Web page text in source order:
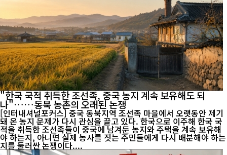
"한국 국적 취득한 조선족, 중국 농지 계속 보유해도 되
나"……동북 농촌의 오래된 논쟁
[인터내셔널포커스] 중국 동북지역 조선족 마을에서 오랫동안 제기
돼 온 농지 문제가 다시 관심을 끌고 있다. 한국으로 이주해 한국 국
적을 취득한 조선족들이 중국에 남겨둔 농지와 주택을 계속 보유해
야 하는지, 아니면 실제 농사를 짓는 주민들에게 다시 배분해야 하는
지를 둘러싼 논쟁이다....